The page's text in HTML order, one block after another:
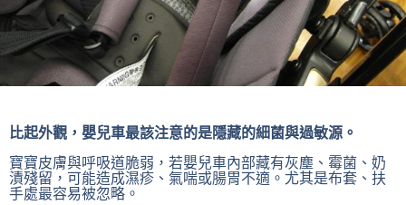
比起外觀，嬰兒車最該注意的是隱藏的細菌與過敏源。
寶寶皮膚與呼吸道脆弱，若嬰兒車內部藏有灰塵、霉菌、奶
漬殘留，可能造成濕疹、氣喘或腸胃不適。尤其是布套、扶
手處最容易被忽略。